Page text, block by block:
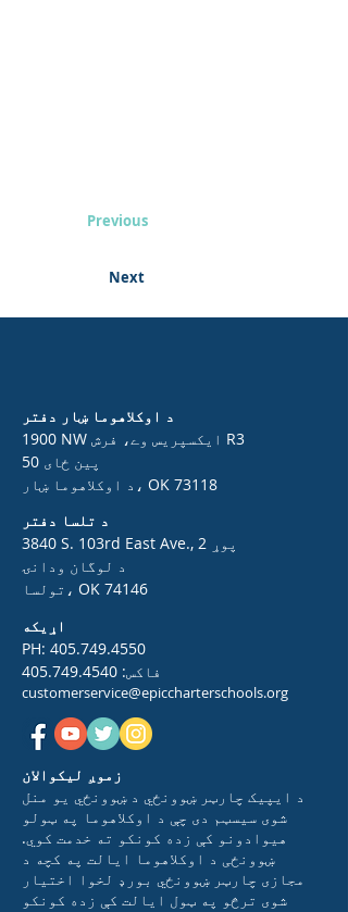
Previous
Next
د اوکلاهوما ښار دفتر
1900 NW ایکسپریس وے، فرش R3
50 پین ځای
د اوکلاهوما ښار، OK 73118
د تلسا دفتر
3840 S. 103rd East Ave., 2 پوړ
د لوگان ودانۍ
تولسا، OK 74146
اړیکه
PH: 405.749.4550
فاکس: 405.749.4540
customerservice@epiccharterschools.org
زموږ لیکوالان
د ایپیک چارټر ښوونځي د ښوونځي یو منل
شوی سیسټم دی چې د اوکلاهوما په ټولو
هیوادونو کې زده کونکو ته خدمت کوي.
ښوونځی د اوکلاهوما ایالت په کچه د
مجازی چارټر ښوونځي بورډ لخوا اختیار
شوی ترڅو په ټول ایالت کې زده کونکو